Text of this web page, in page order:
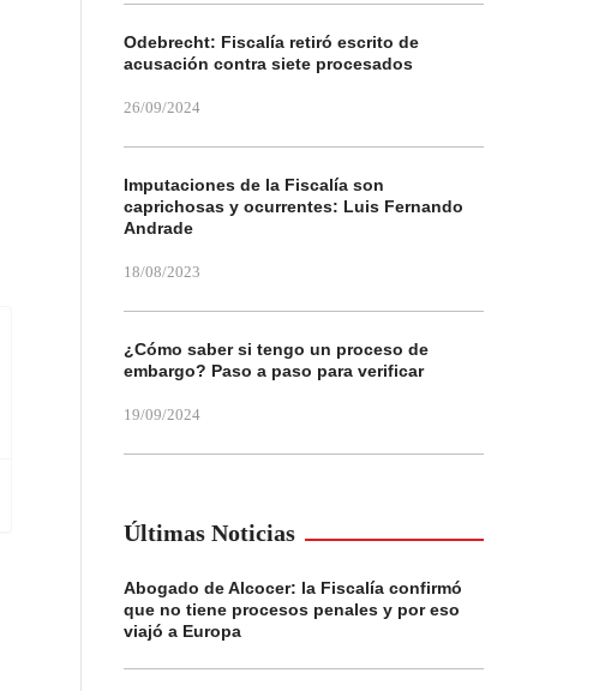
Odebrecht: Fiscalía retiró escrito de
acusación contra siete procesados
26/09/2024
Imputaciones de la Fiscalía son
caprichosas y ocurrentes: Luis Fernando
Andrade
18/08/2023
¿Cómo saber si tengo un proceso de
embargo? Paso a paso para verificar
19/09/2024
Últimas Noticias
Abogado de Alcocer: la Fiscalía confirmó
que no tiene procesos penales y por eso
viajó a Europa